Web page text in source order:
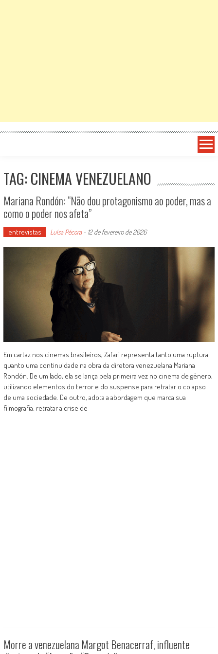
TAG: CINEMA VENEZUELANO
Mariana Rondón: “Não dou protagonismo ao poder, mas a
como o poder nos afeta”
entrevistas Luísa Pécora- 12 de fevereiro de 2026
Em cartaz nos cinemas brasileiros, Zafari representa tanto uma ruptura
quanto uma continuidade na obra da diretora venezuelana Mariana
Rondón. De um lado, ela se lança pela primeira vez no cinema de gênero,
utilizando elementos do terror e do suspense para retratar o colapso
de uma sociedade. De outro, adota a abordagem que marca sua
filmografia: retratar a crise de
Morre a venezuelana Margot Benacerraf, influente